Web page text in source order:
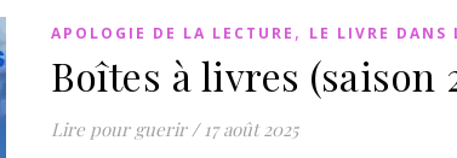
APOLOGIE DE LA LECTURE , LE LIVRE DANS
Boîtes à livres (saison
Lire pour guerir / 17 août 2025